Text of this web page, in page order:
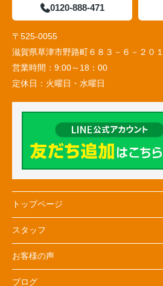
0120-888-471
〒525-0055
滋賀県草津市野路町６８３－６－２０１
営業時間： 9:00～18：00
定休日： 火曜日・水曜日
トップページ
スタッフ
お客様の声
ブログ